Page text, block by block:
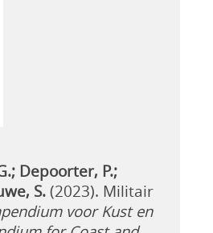
Depoorter, P.;
S.(2023). Militair
voor Kust en